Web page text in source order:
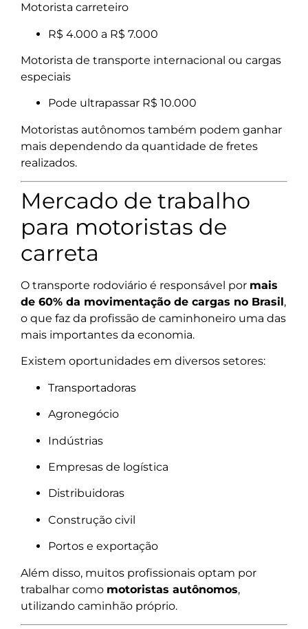
Motorista carreteiro
R$ 4.000 a R$ 7.000
Motorista de transporte internacional ou cargas
especiais
Pode ultrapassar R$ 10.000
Motoristas autônomos também podem ganhar
mais dependendo da quantidade de fretes
realizados.
Mercado de trabalho
para motoristas de
carreta
O transporte rodoviário é responsável por mais
de 60% da movimentação de cargas no Brasil,
o que faz da profissão de caminhoneiro uma das
mais importantes da economia.
Existem oportunidades em diversos setores:
Transportadoras
Agronegócio
Indústrias
Empresas de logística
Distribuidoras
Construção civil
Portos e exportação
Além disso, muitos profissionais optam por
trabalhar como motoristas autônomos,
utilizando caminhão próprio.